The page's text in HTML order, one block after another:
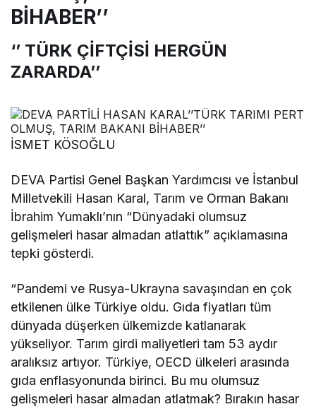
BİHABER’’
‘’ TÜRK ÇİFTÇİSİ HERGÜN
ZARARDA’’
İSMET KÖSOĞLU
DEVA Partisi Genel Başkan Yardımcısı ve İstanbul
Milletvekili Hasan Karal, Tarım ve Orman Bakanı
İbrahim Yumaklı’nın “Dünyadaki olumsuz
gelişmeleri hasar almadan atlattık” açıklamasına
tepki gösterdi.
“Pandemi ve Rusya-Ukrayna savaşından en çok
etkilenen ülke Türkiye oldu. Gıda fiyatları tüm
dünyada düşerken ülkemizde katlanarak
yükseliyor. Tarım girdi maliyetleri tam 53 aydır
aralıksız artıyor. Türkiye, OECD ülkeleri arasında
gıda enflasyonunda birinci. Bu mu olumsuz
gelişmeleri hasar almadan atlatmak? Bırakın hasar